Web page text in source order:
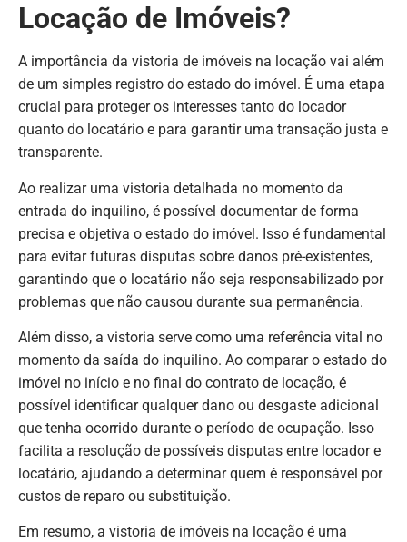
Locação de Imóveis?
A importância da vistoria de imóveis na locação vai além
de um simples registro do estado do imóvel. É uma etapa
crucial para proteger os interesses tanto do locador
quanto do locatário e para garantir uma transação justa e
transparente.
Ao realizar uma vistoria detalhada no momento da
entrada do inquilino, é possível documentar de forma
precisa e objetiva o estado do imóvel. Isso é fundamental
para evitar futuras disputas sobre danos pré-existentes,
garantindo que o locatário não seja responsabilizado por
problemas que não causou durante sua permanência.
Além disso, a vistoria serve como uma referência vital no
momento da saída do inquilino. Ao comparar o estado do
imóvel no início e no final do contrato de locação, é
possível identificar qualquer dano ou desgaste adicional
que tenha ocorrido durante o período de ocupação. Isso
facilita a resolução de possíveis disputas entre locador e
locatário, ajudando a determinar quem é responsável por
custos de reparo ou substituição.
Em resumo, a vistoria de imóveis na locação é uma